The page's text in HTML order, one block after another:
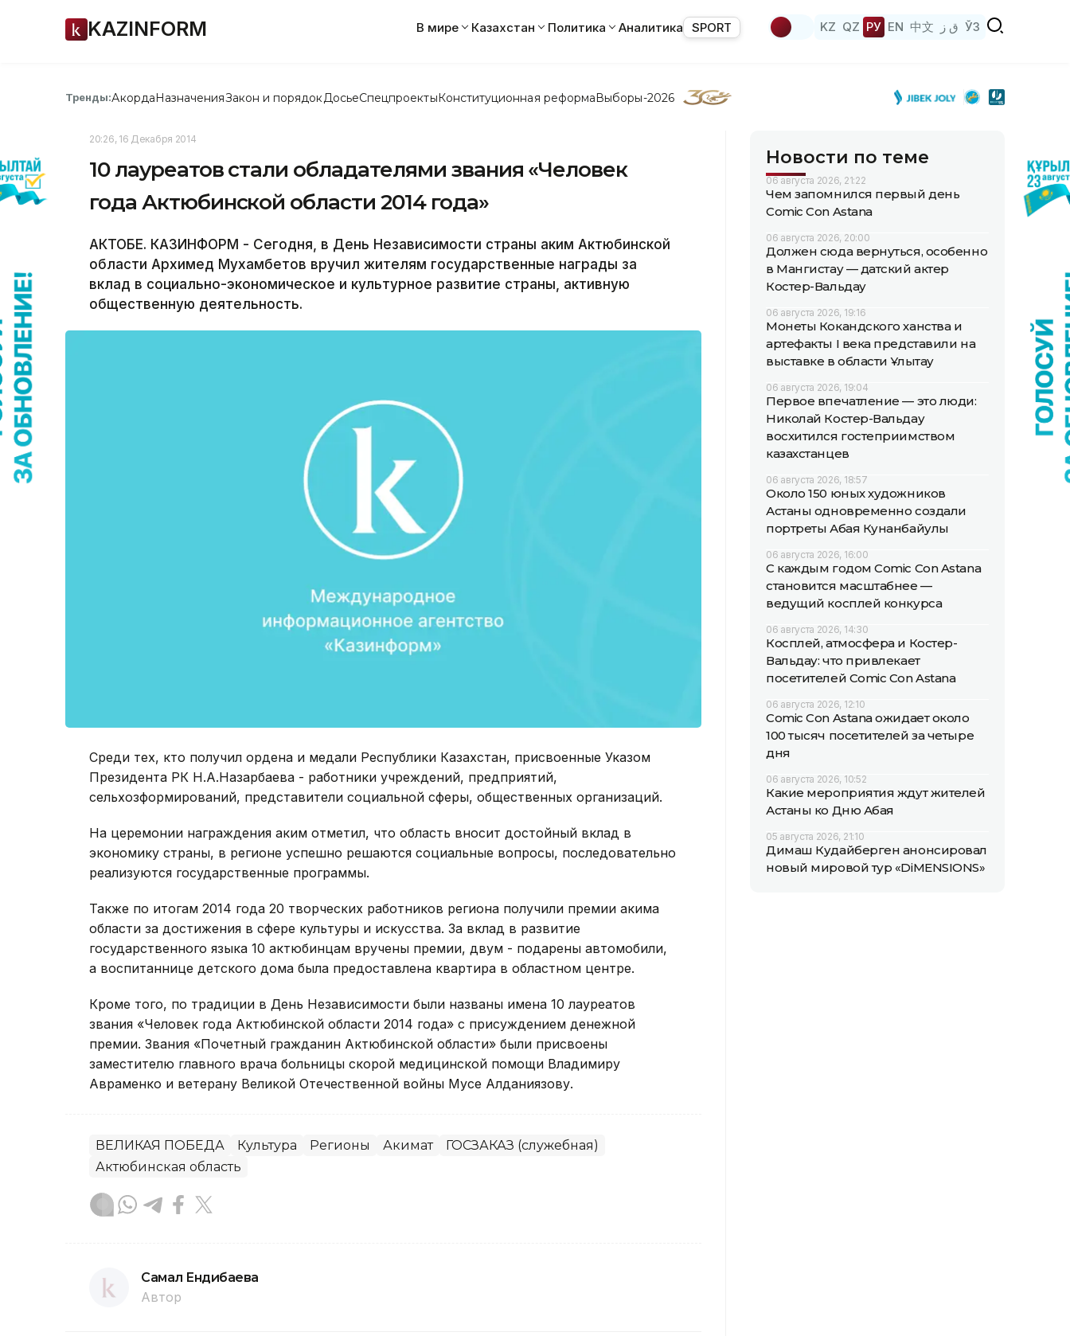
KAZINFORM В мире Казахстан Политика Аналитика SPORT KZ QZ РУ EN 中文 ق ز ЎЗ
Тренды:АкордаНазначенияЗакон и порядок ДосьеСпецпроектыКонституционная реформаВыборы-2026
20:26, 16 Декабря 2014
10 лауреатов стали обладателями звания «Человек
года Актюбинской области 2014 года»
АКТОБЕ. КАЗИНФОРМ - Сегодня, в День Независимости страны аким Актюбинской
области Архимед Мухамбетов вручил жителям государственные награды за
вклад в социально-экономическое и культурное развитие страны, активную
общественную деятельность.
Среди тех, кто получил ордена и медали Республики Казахстан, присвоенные Указом
Президента РК Н.А.Назарбаева - работники учреждений, предприятий,
сельхозформирований, представители социальной сферы, общественных организаций.
На церемонии награждения аким отметил, что область вносит достойный вклад в
экономику страны, в регионе успешно решаются социальные вопросы, последовательно
реализуются государственные программы.
Также по итогам 2014 года 20 творческих работников региона получили премии акима
области за достижения в сфере культуры и искусства. За вклад в развитие
государственного языка 10 актюбинцам вручены премии, двум - подарены автомобили,
а воспитаннице детского дома была предоставлена квартира в областном центре.
Кроме того, по традиции в День Независимости были названы имена 10 лауреатов
звания «Человек года Актюбинской области 2014 года» с присуждением денежной
премии. Звания «Почетный гражданин Актюбинской области» были присвоены
заместителю главного врача больницы скорой медицинской помощи Владимиру
Авраменко и ветерану Великой Отечественной войны Мусе Алданиязову.
ВЕЛИКАЯ ПОБЕДА Культура Регионы Акимат
ГОСЗАКАЗ (служебная)
Актюбинская область
Самал Ендибаева
Автор
Новости по теме
06 августа 2026, 21:22
Чем запомнился первый день
Comic Con Astana
06 августа 2026, 20:00
Должен сюда вернуться, особенно
в Мангистау — датский актер
Костер-Вальдау
06 августа 2026, 19:16
Монеты Кокандского ханства и
артефакты I века представили на
выставке в области Ұлытау
06 августа 2026, 19:04
Первое впечатление — это люди:
Николай Костер-Вальдау
восхитился гостеприимством
казахстанцев
06 августа 2026, 18:57
Около 150 юных художников
Астаны одновременно создали
портреты Абая Кунанбайулы
06 августа 2026, 16:00
С каждым годом Comic Con Astana
становится масштабнее —
ведущий косплей конкурса
06 августа 2026, 14:30
Косплей, атмосфера и Костер-
Вальдау: что привлекает
посетителей Comic Con Astana
06 августа 2026, 12:10
Comic Con Astana ожидает около
100 тысяч посетителей за четыре
дня
06 августа 2026, 10:52
Какие мероприятия ждут жителей
Астаны ко Дню Абая
05 августа 2026, 21:10
Димаш Кудайберген анонсировал
новый мировой тур «DiMENSIONS»